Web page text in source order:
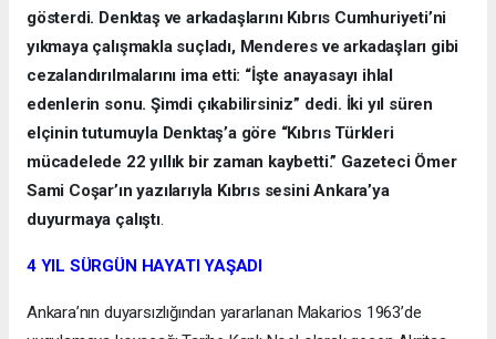
gösterdi. Denktaş ve arkadaşlarını Kıbrıs Cumhuriyeti’ni
yıkmaya çalışmakla suçladı, Menderes ve arkadaşları gibi
cezalandırılmalarını ima etti: “İşte anayasayı ihlal
edenlerin sonu. Şimdi çıkabilirsiniz” dedi. İki yıl süren
elçinin tutumuyla Denktaş’a göre “Kıbrıs Türkleri
mücadelede 22 yıllık bir zaman kaybetti.” Gazeteci Ömer
Sami Coşar’ın yazılarıyla Kıbrıs sesini Ankara’ya
duyurmaya çalıştı.
4 YIL SÜRGÜN HAYATI YAŞADI
Ankara’nın duyarsızlığından yararlanan Makarios 1963’de